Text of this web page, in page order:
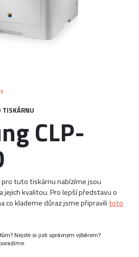
TISKÁRNU
CLP-
tuto tiskárnu nabízíme jsou
jejich kvalitou. Pro lepší představu o
co klademe důraz jsme připravilitoto
Nejste si jisti správným výběrem?